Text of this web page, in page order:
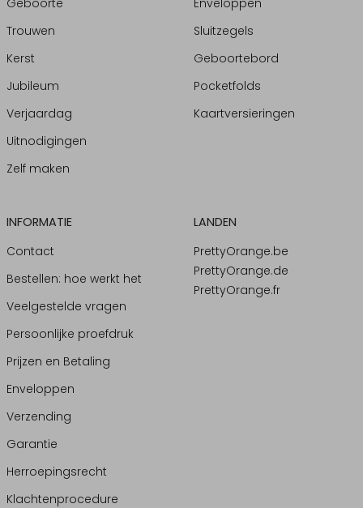
Trouwen
Kerst
Jubileum
Verjaardag
Uitnodigingen
Zelf maken
Sluitzegels
Geboortebord
Pocketfolds
Kaartversieringen
INFORMATIE
Contact
Bestellen: hoe werkt het
Veelgestelde vragen
Persoonlijke proefdruk
Prijzen en Betaling
Enveloppen
Verzending
Garantie
Herroepingsrecht
Klachtenprocedure
LANDEN
PrettyOrange.be
PrettyOrange.de
PrettyOrange.fr